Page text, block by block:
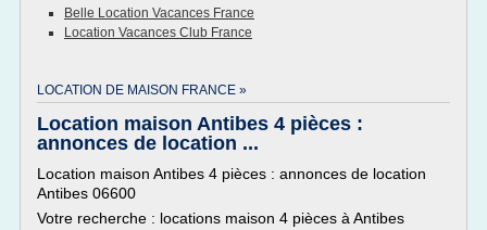
Belle Location Vacances France
Location Vacances Club France
LOCATION DE MAISON FRANCE »
Location maison Antibes 4 pièces :
annonces de location ...
Location maison Antibes 4 pièces : annonces de location
Antibes 06600
Votre recherche : locations maison 4 pièces à Antibes